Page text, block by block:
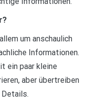
um anschaulich
Informationen.
ein paar kleine
aber übertreiben